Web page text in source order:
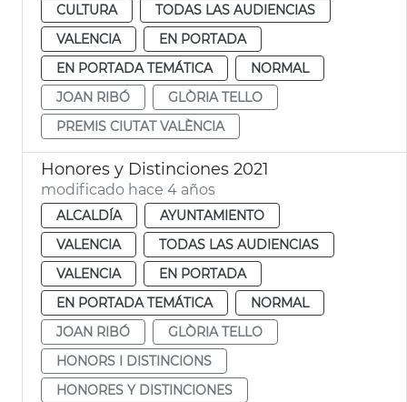
CULTURA
TODAS LAS AUDIENCIAS
VALENCIA
EN PORTADA
EN PORTADA TEMÁTICA
NORMAL
JOAN RIBÓ
GLÒRIA TELLO
PREMIS CIUTAT VALÈNCIA
Honores y Distinciones 2021
modificado hace 4 años
ALCALDÍA
AYUNTAMIENTO
VALENCIA
TODAS LAS AUDIENCIAS
VALENCIA
EN PORTADA
EN PORTADA TEMÁTICA
NORMAL
JOAN RIBÓ
GLÒRIA TELLO
HONORS I DISTINCIONS
HONORES Y DISTINCIONES